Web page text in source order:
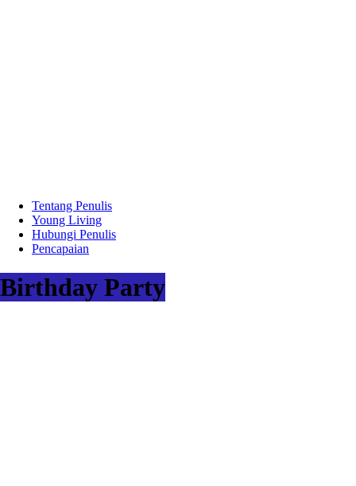
Tentang Penulis
Young Living
Hubungi Penulis
Pencapaian
Birthday Party